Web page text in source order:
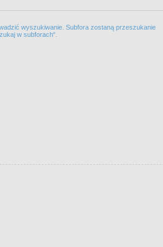
wyszukiwanie. Subfora zostaną przeszukanie
w subforach“.